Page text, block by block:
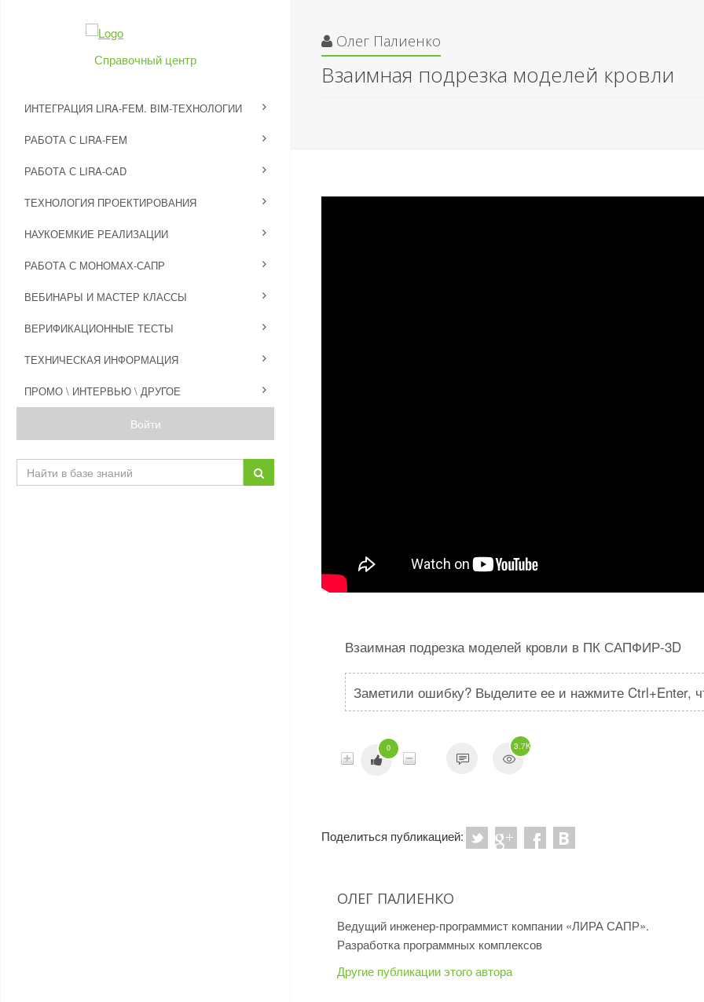
Справочный центр
ИНТЕГРАЦИЯ LIRA-FEM. BIM-ТЕХНОЛОГИИ
РАБОТА С LIRA-FEM
РАБОТА С LIRA-CAD
ТЕХНОЛОГИЯ ПРОЕКТИРОВАНИЯ
НАУКОЕМКИЕ РЕАЛИЗАЦИИ
РАБОТА С МОНОМАХ-САПР
ВЕБИНАРЫ И МАСТЕР КЛАССЫ
ВЕРИФИКАЦИОННЫЕ ТЕСТЫ
ТЕХНИЧЕСКАЯ ИНФОРМАЦИЯ
ПРОМО \ ИНТЕРВЬЮ \ ДРУГОЕ
Войти
Олег Палиенко
Взаимная подрезка моделей кровли
Взаимная подрезка моделей кровли в ПК САПФИР-3D
Заметили ошибку? Выделите ее и нажмите Ctrl+Enter,
0 3.7K
Поделиться публикацией:
ОЛЕГ ПАЛИЕНКО
Ведущий инженер-программист компании «ЛИРА САПР».
Разработка программных комплексов
Другие публикации этого автора